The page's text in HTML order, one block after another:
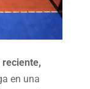
en una